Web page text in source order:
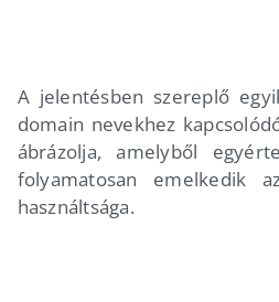
A jelentésben szereplő
domain nevekhez
ábrázolja, amelyből
folyamatosan emelkedik
használtsága.